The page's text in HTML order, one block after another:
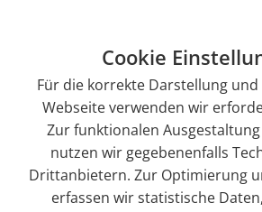
und der vorliegend getroffenen
vergüten.
§6
Änderungsvorbehalt
Cookie
Für die korrekte Darstellung
Webseite verwenden wir
Zur funktionalen
nutzen wir gegebenenfalls
Drittanbietern. Zur Optimierung
erfassen wir statistische